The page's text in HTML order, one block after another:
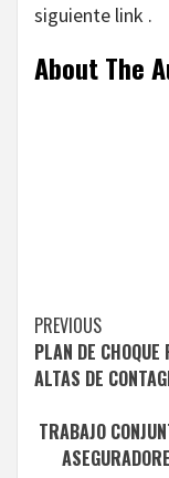
siguiente link .
About The
Continue
Reading
PREVIOUS
PLAN DE
ALTAS DE
TRABAJO